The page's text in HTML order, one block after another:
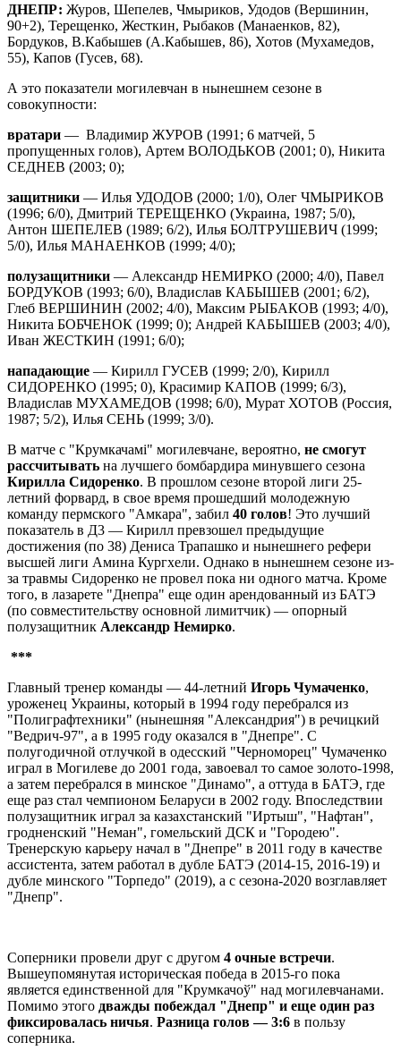
ДНЕПР: Журов, Шепелев, Чмыриков, Удодов (Вершинин,
90+2), Терещенко, Жесткин, Рыбаков (Манаенков, 82),
Бордуков, В.Кабышев (А.Кабышев, 86), Хотов (Мухамедов,
55), Капов (Гусев, 68).
А это показатели могилевчан в нынешнем сезоне в
совокупности:
вратари — Владимир ЖУРОВ (1991; 6 матчей, 5
пропущенных голов), Артем ВОЛОДЬКОВ (2001; 0), Никита
СЕДНЕВ (2003; 0);
защитники — Илья УДОДОВ (2000; 1/0), Олег ЧМЫРИКОВ
(1996; 6/0), Дмитрий ТЕРЕЩЕНКО (Украина, 1987; 5/0),
Антон ШЕПЕЛЕВ (1989; 6/2), Илья БОЛТРУШЕВИЧ (1999;
5/0), Илья МАНАЕНКОВ (1999; 4/0);
полузащитники — Александр НЕМИРКО (2000; 4/0), Павел
БОРДУКОВ (1993; 6/0), Владислав КАБЫШЕВ (2001; 6/2),
Глеб ВЕРШИНИН (2002; 4/0), Максим РЫБАКОВ (1993; 4/0),
Никита БОБЧЕНОК (1999; 0); Андрей КАБЫШЕВ (2003; 4/0),
Иван ЖЕСТКИН (1991; 6/0);
нападающие — Кирилл ГУСЕВ (1999; 2/0), Кирилл
СИДОРЕНКО (1995; 0), Красимир КАПОВ (1999; 6/3),
Владислав МУХАМЕДОВ (1998; 6/0), Мурат ХОТОВ (Россия,
1987; 5/2), Илья СЕНЬ (1999; 3/0).
В матче с "Крумкачамi" могилевчане, вероятно, не смогут
рассчитывать на лучшего бомбардира минувшего сезона
Кирилла Сидоренко. В прошлом сезоне второй лиги 25-
летний форвард, в свое время прошедший молодежную
команду пермского "Амкара", забил 40 голов! Это лучший
показатель в Д3 — Кирилл превзошел предыдущие
достижения (по 38) Дениса Трапашко и нынешнего рефери
высшей лиги Амина Кургхели. Однако в нынешнем сезоне из-
за травмы Сидоренко не провел пока ни одного матча. Кроме
того, в лазарете "Днепра" еще один арендованный из БАТЭ
(по совместительству основной лимитчик) — опорный
полузащитник Александр Немирко.
***
Главный тренер команды — 44-летний Игорь Чумаченко,
уроженец Украины, который в 1994 году перебрался из
"Полиграфтехники" (нынешняя "Александрия") в речицкий
"Ведрич-97", а в 1995 году оказался в "Днепре". С
полугодичной отлучкой в одесский "Черноморец" Чумаченко
играл в Могилеве до 2001 года, завоевал то самое золото-1998,
а затем перебрался в минское "Динамо", а оттуда в БАТЭ, где
еще раз стал чемпионом Беларуси в 2002 году. Впоследствии
полузащитник играл за казахстанский "Иртыш", "Нафтан",
гродненский "Неман", гомельский ДСК и "Городею".
Тренерскую карьеру начал в "Днепре" в 2011 году в качестве
ассистента, затем работал в дубле БАТЭ (2014-15, 2016-19) и
дубле минского "Торпедо" (2019), а с сезона-2020 возглавляет
"Днепр".
Соперники провели друг с другом 4 очные встречи.
Вышеупомянутая историческая победа в 2015-го пока
является единственной для "Крумкачоў" над могилевчанами.
Помимо этого дважды побеждал "Днепр" и еще один раз
фиксировалась ничья. Разница голов — 3:6 в пользу
соперника.